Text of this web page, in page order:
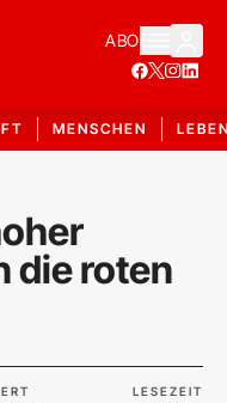
ABO
MENSCHEN
die roten
LESEZEIT